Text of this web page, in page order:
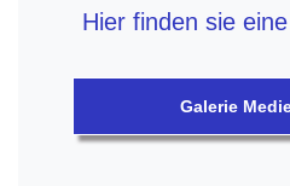
Hier finden sie
Galerie